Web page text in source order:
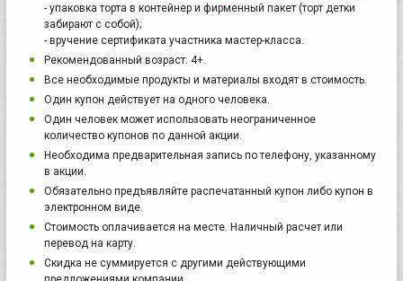
- упаковка торта в контейнер и фирменный пакет (торт детки
забирают с собой);
- вручение сертификата участника мастер-класса.
Рекомендованный возраст: 4+.
Все необходимые продукты и материалы входят в стоимость.
Один купон действует на одного человека.
Один человек может использовать неограниченное
количество купонов по данной акции.
Необходима предварительная запись по телефону, указанному
в акции.
Обязательно предъявляйте распечатанный купон либо купон в
электронном виде.
Стоимость оплачивается на месте. Наличный расчет или
перевод на карту.
Скидка не суммируется с другими действующими